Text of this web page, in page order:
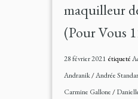
maquilleur
(Pour Vous
28 février 2021 étiqueté
Andranik/Andrée
Carmine Gallone/